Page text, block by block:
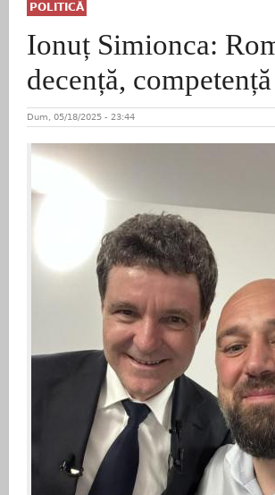
POLITICĂ
Ionuț Simionca:
decență,
Dum, 05/18/2025 - 23:44